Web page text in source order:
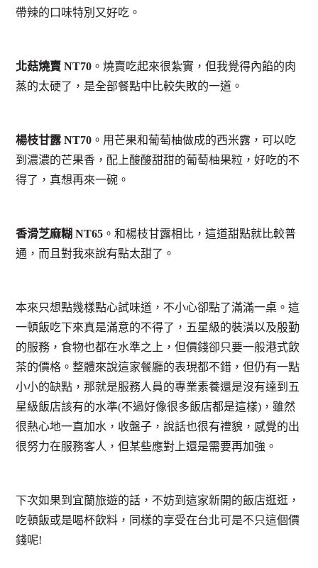
帶辣的口味特別又好吃。
北菇燒賣 NT70 。燒賣吃起來很紮實，但我覺得內餡的肉
蒸的太硬了，是全部餐點中比較失敗的一道。
楊枝甘露 NT70 。用芒果和葡萄柚做成的西米露，可以吃
到濃濃的芒果香，配上酸酸甜甜的葡萄柚果粒，好吃的不
得了，真想再來一碗。
香滑芝麻糊 NT65 。和楊枝甘露相比，這道甜點就比較普
通，而且對我來說有點太甜了。
本來只想點幾樣點心試味道，不小心卻點了滿滿一桌。這
一頓飯吃下來真是滿意的不得了，五星級的裝潢以及殷勤
的服務，食物也都在水準之上，但價錢卻只要一般港式飲
茶的價格。整體來說這家餐廳的表現都不錯，但仍有一點
小小的缺點，那就是服務人員的專業素養還是沒有達到五
星級飯店該有的水準(不過好像很多飯店都是這樣)，雖然
很熱心地一直加水，收盤子，說話也很有禮貌，感覺的出
很努力在服務客人，但某些應對上還是需要再加強。
下次如果到宜蘭旅遊的話，不妨到這家新開的飯店逛逛，
吃頓飯或是喝杯飲料，同樣的享受在台北可是不只這個價
錢呢!